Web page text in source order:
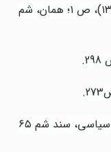
آبان ١٣٠٤)، ص ١؛ همان، شم‌
اسناد مؤسسه مطالعات و پژوهش‌های سیاسی، سند شم‌ ٦٥